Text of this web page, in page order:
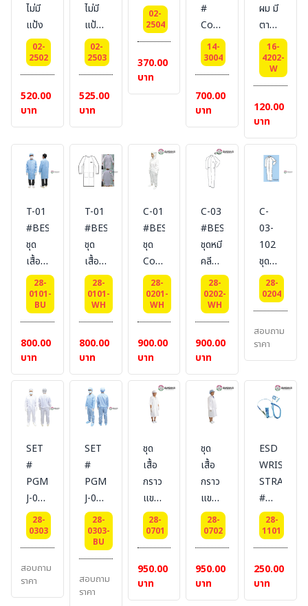
ไม่มี
แป้ง
02-
2502
520.00
บาท
ไม่มี
แป้ง
ป้องกัน
ไฟฟ้า
สถิตย์
02-
2503
525.00
บาท
02-
2504
370.00
บาท
#
Coverall
Painting
ชุดหมี
สำหรับ
งาน
พ่นสี
สีกรม
Polyester
Fiber
Elastic
Hood
14-
3004
700.00
บาท
ผม มี
ตาข่าย
ด้าน
บน
แบบ
มีเน็ท
เก็บ
ผม
ยี่ห้อ
BESTSAFE
#สี
16-
4202-
W
120.00
บาท
T-01
#BESTSAFE
ชุด
เสื้อ
คลุม
ไฟฟ้า
สถิตย์
คอจีน
Color
:
Blue
28-
0101-
BU
800.00
บาท
T-01
#BESTSAFE
ชุด
เสื้อ
คลุม
ไฟฟ้า
สถิตย์
คอจีน
Color
:
White
28-
0101-
WH
800.00
บาท
C-01
#BESTSAFE
ชุด
Cover
all
คอจีน
ติด
ตุ๊กแก
พร้อม
ติด
หมวก
ฮู๊ด
Color:
White
28-
0201-
WH
900.00
บาท
C-03
#BESTSAFE
ชุดหมี
คลีนรู
มกัน
ไฟฟ้า
สถิตย์
คอจีน
ติด
ตีน
ตุ๊กแก
Color
White
28-
0202-
WH
900.00
บาท
C-
03-
102
ชุดหมี
คลีนรู
มกัน
ไฟฟ้า
สถิตย์
ลาย
ตรง
แบบ
คอจีน
แขน
#
BESTSAFE
28-
0204
สอบถาม
ราคา
SET
#
PGM-
J-01
&
PGM-
S-01
#
ESD
Jacket
28-
0303
สอบถาม
ราคา
SET
#
PGM-
J-01
&
PGM-
S-01
ESD
Jacket
28-
0303-
BU
สอบถาม
ราคา
ชุด
เสื้อ
กราว
แขน
สั้น #
BESTSAFE
28-
0701
950.00
บาท
ชุด
เสื้อ
กราว
แขน
ยาว
#
BESTSAFE
28-
0702
950.00
บาท
ESD
WRIST
STRAP
#
BESTSAFE
28-
1101
250.00
บาท